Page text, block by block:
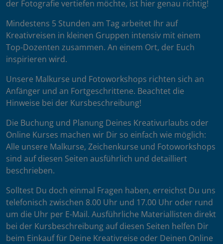
der Fotografie vertiefen möchte, ist hier genau richtig!
Mindestens 5 Stunden am Tag arbeitet Ihr auf
Kreativreisen in kleinen Gruppen intensiv mit einem
Top-Dozenten zusammen. An einem Ort, der Euch
inspirieren wird.
Unsere Malkurse und Fotoworkshops richten sich an
Anfänger und an Fortgeschrittene. Beachtet die
Hinweise bei der Kursbeschreibung!
Die Buchung und Planung Deines Kreativurlaubs oder
Online Kurses machen wir Dir so einfach wie möglich:
Alle unsere Malkurse, Zeichenkurse und Fotoworkshops
sind auf diesen Seiten ausführlich und detailliert
beschrieben.
Solltest Du doch einmal Fragen haben, erreichst Du uns
telefonisch zwischen 8.00 Uhr und 17.00 Uhr oder rund
um die Uhr per E-Mail. Ausführliche Materiallisten direkt
bei der Kursbeschreibung auf diesen Seiten helfen Dir
beim Einkauf für Deine Kreativreise oder Deinen Online